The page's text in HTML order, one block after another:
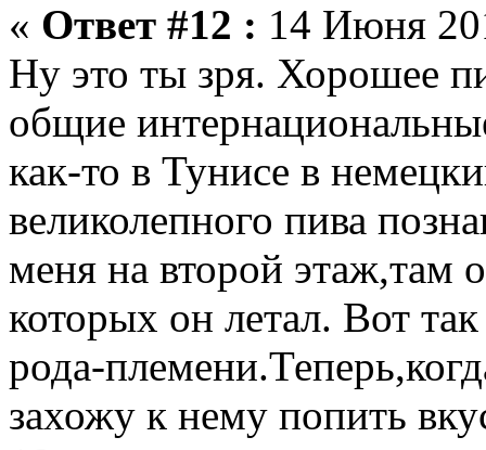
« Ответ #12 : 14 Июня
Ну это ты зря. Хорошее
общие
как-то в Тунисе в
великолепного пива
меня на второй этаж,там
которых он летал. Вот
рода-
захожу к нему попить